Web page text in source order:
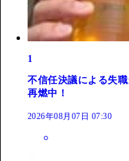
1
不信任決議による失
再燃中！
2026年08月07日 07:30